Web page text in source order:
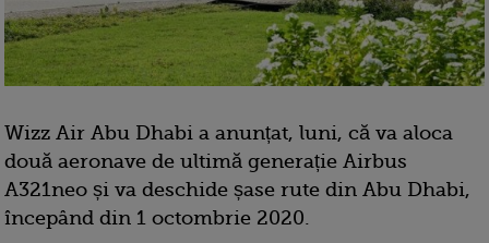
Wizz Air Abu Dhabi a anunțat, luni, că va aloca
două aeronave de ultimă generație Airbus
A321neo și va deschide șase rute din Abu Dhabi,
începând din 1 octombrie 2020.